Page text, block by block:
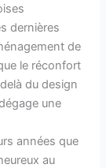
dernières
de
le réconfort
du design
une
années que
au